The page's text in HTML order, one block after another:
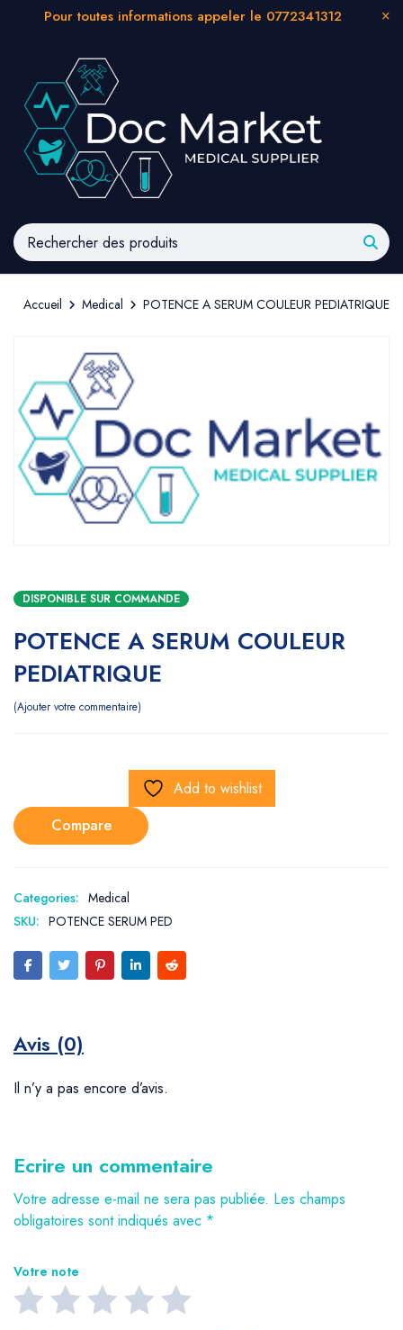
Pour toutes informations appeler le 0772341312
Accueil Medical POTENCE A SERUM COULEUR PEDIATRIQUE
DISPONIBLE SUR COMMANDE
POTENCE A SERUM COULEUR
PEDIATRIQUE
Ajouter votre commentaire
Add to wishlist
Compare
Categories: Medical
SKU: POTENCE SERUM PED
Avis (0)
Il n’y a pas encore d’avis.
Ecrire un commentaire
Votre adresse e-mail ne sera pas publiée. Les champs
obligatoires sont indiqués avec *
Votre note